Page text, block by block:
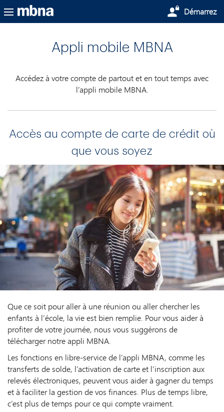
Passer au contenu principal Démarrez
Appli mobile MBNA
Accédez à votre compte de partout et en tout temps avec
l’appli mobile MBNA.
Accès au compte de carte de crédit où
que vous soyez
Que ce soit pour aller à une réunion ou aller chercher les
enfants à l’école, la vie est bien remplie. Pour vous aider à
profiter de votre journée, nous vous suggérons de
télécharger notre appli MBNA.
Les fonctions en libre-service de l’appli MBNA, comme les
transferts de solde, l’activation de carte et l’inscription aux
relevés électroniques, peuvent vous aider à gagner du temps
et à faciliter la gestion de vos finances. Plus de temps libre,
c’est plus de temps pour ce qui compte vraiment.